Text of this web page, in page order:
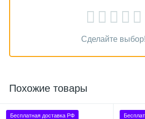
Сделайте выбор!
Похожие товары
Бесплатная доставка РФ